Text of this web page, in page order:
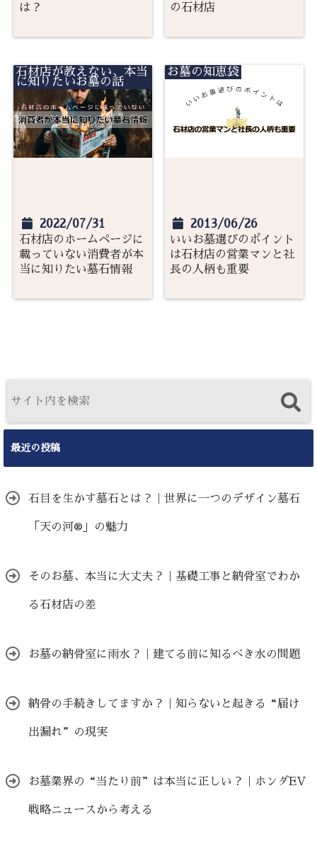
は？
の石材店
石材店が教えない、本当
に知りたいお墓の話
2022/07/31
石材店のホームページに
載っていない消費者が本
当に知りたい墓石情報
お墓の知恵袋
2013/06/26
いいお墓選びのポイント
は石材店の営業マンと社
長の人柄も重要
最近の投稿
石目を生かす墓石とは？｜世界に一つのデザイン墓石
「天の河®」の魅力
そのお墓、本当に大丈夫？｜基礎工事と納骨室でわか
る石材店の差
お墓の納骨室に雨水？｜建てる前に知るべき水の問題
納骨の手続きしてますか？｜知らないと起きる“届け
出漏れ”の現実
お墓業界の“当たり前”は本当に正しい？｜ホンダEV
戦略ニュースから考える